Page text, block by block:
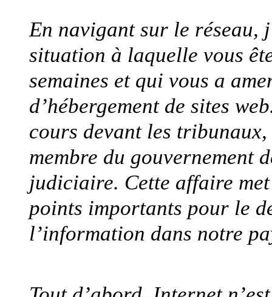
En navigant sur le réseau,
situation à laquelle vous
semaines et qui vous a
d’hébergement de sites
cours devant les
membre du gouvernement
judiciaire. Cette affaire
points importants pour le
l’information dans notre